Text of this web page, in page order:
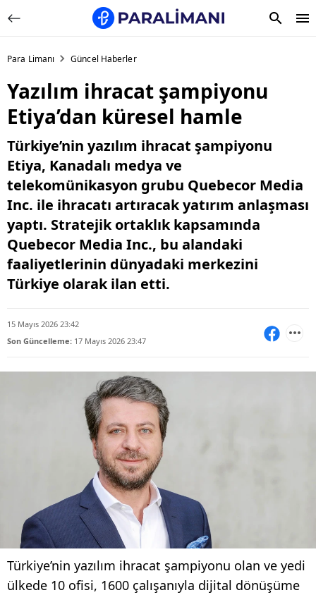
Para Limanı Güncel Haberler
Yazılım ihracat şampiyonu
Etiya’dan küresel hamle
Türkiye’nin yazılım ihracat şampiyonu
Etiya, Kanadalı medya ve
telekomünikasyon grubu Quebecor Media
Inc. ile ihracatı artıracak yatırım anlaşması
yaptı. Stratejik ortaklık kapsamında
Quebecor Media Inc., bu alandaki
faaliyetlerinin dünyadaki merkezini
Türkiye olarak ilan etti.
15 Mayıs 2026 23:42
Son Güncelleme: 17 Mayıs 2026 23:47
Türkiye’nin yazılım ihracat şampiyonu olan ve yedi
ülkede 10 ofisi, 1600 çalışanıyla dijital dönüşüme